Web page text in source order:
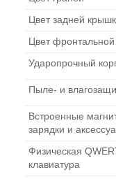
Цвет задней
Цвет
Ударопрочный
Пыле- и
Встроенные
зарядки и
Физическая
клавиатура